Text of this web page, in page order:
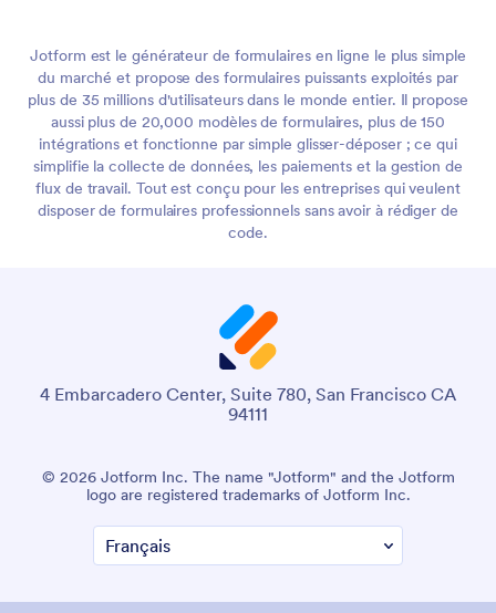
Jotform est le générateur de formulaires en ligne le plus simple
du marché et propose des formulaires puissants exploités par
plus de 35 millions d'utilisateurs dans le monde entier. Il propose
aussi plus de 20,000 modèles de formulaires, plus de 150
intégrations et fonctionne par simple glisser-déposer ; ce qui
simplifie la collecte de données, les paiements et la gestion de
flux de travail. Tout est conçu pour les entreprises qui veulent
disposer de formulaires professionnels sans avoir à rédiger de
code.
4 Embarcadero Center, Suite 780, San Francisco CA
94111
© 2026 Jotform Inc. The name "Jotform" and the Jotform
logo are registered trademarks of Jotform Inc.